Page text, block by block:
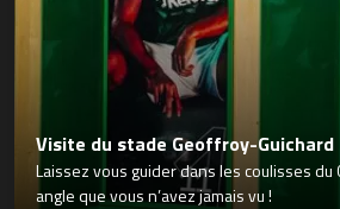
Visite du stade Geoffroy-Guichard
Laissez vous guider dans les coulisses du
angle que vous n’avez jamais vu !